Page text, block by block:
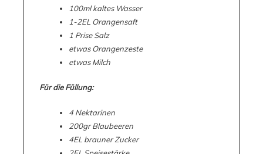
100ml kaltes Wasser
1-2EL Orangensaft
1 Prise Salz
etwas Orangenzeste
etwas Milch
Für die Füllung:
4 Nektarinen
200gr Blaubeeren
4EL brauner Zucker